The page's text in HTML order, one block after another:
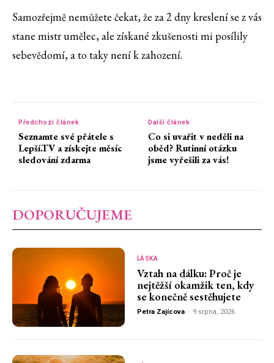
Samozřejmě nemůžete čekat, že za 2 dny kreslení se z vás
stane mistr umělec, ale získané zkušenosti mi posílily
sebevědomí, a to taky není k zahození.
Předchozí článek
Seznamte své přátele s
Lepší.TV a získejte měsíc
sledování zdarma
Další článek
Co si uvařit v neděli na
oběd? Rutinní otázku
jsme vyřešili za vás!
DOPORUČUJEME
LÁSKA
Vztah na dálku: Proč je
nejtěžší okamžik ten, kdy
se konečně sestěhujete
Petra Zajícova - 9 srpna, 2026